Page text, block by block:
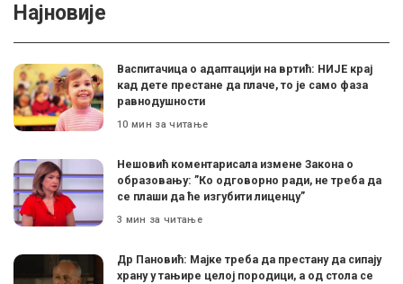
Најновије
Васпитачица о адаптацији на вртић: НИЈЕ крај
кад дете престане да плаче, то је само фаза
равнодушности
10 мин за читање
Нешовић коментарисала измене Закона о
образовању: ”Ко одговорно ради, не треба да
се плаши да ће изгубити лиценцу”
3 мин за читање
Др Пановић: Мајке треба да престану да сипају
храну у тањире целој породици, а од стола се